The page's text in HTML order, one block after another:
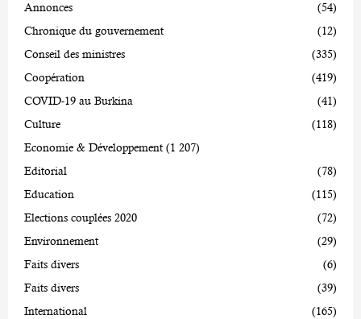
Annonces
(54)
Chronique du gouvernement
(12)
Conseil des ministres
(335)
Coopération
(419)
COVID-19 au Burkina
(41)
Culture
(118)
Economie & Développement (1 207)
Editorial
(78)
Education
(115)
Elections couplées 2020
(72)
Environnement
(29)
Faits divers
(6)
Faits divers
(39)
International
(165)